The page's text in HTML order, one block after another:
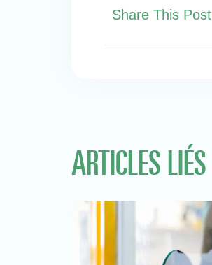
Share This Post
ARTICLES LIÉS